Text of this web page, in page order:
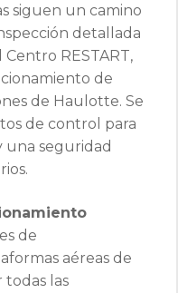
siguen un camino
detallada
RESTART,
de
de Haulotte. Se
de control para
una seguridad
de
aéreas de
todas las